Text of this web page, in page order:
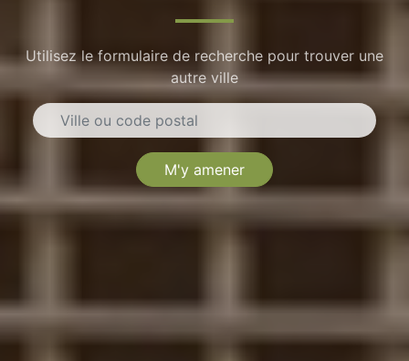
Utilisez le formulaire de recherche pour trouver une
autre ville
M'y amener